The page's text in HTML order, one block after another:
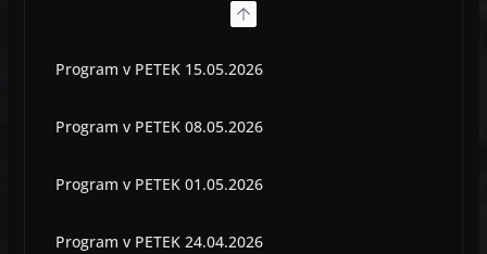
Program v PETEK 15.05.2026
Program v PETEK 08.05.2026
Program v PETEK 01.05.2026
Program v PETEK 24.04.2026